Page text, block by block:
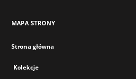
MAPA STRONY
Strona główna
Kolekcje